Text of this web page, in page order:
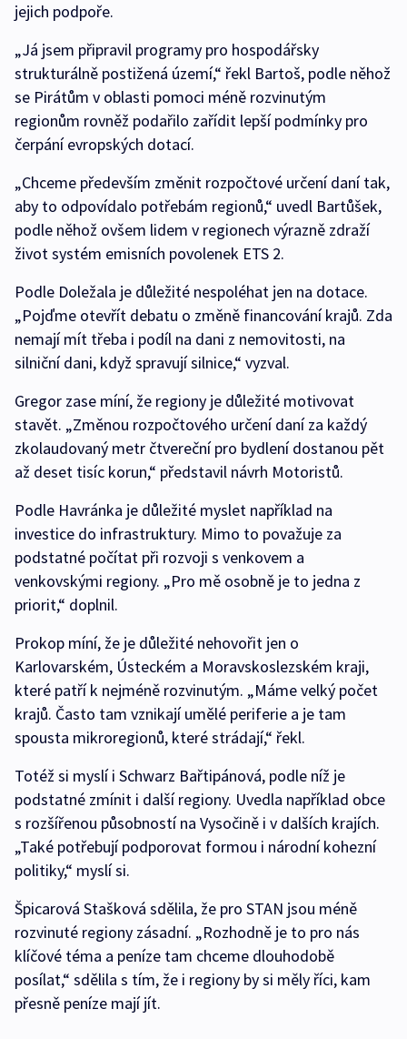
jejich podpoře.
„Já jsem připravil programy pro hospodářsky
strukturálně postižená území,“ řekl Bartoš, podle něhož
se Pirátům v oblasti pomoci méně rozvinutým
regionům rovněž podařilo zařídit lepší podmínky pro
čerpání evropských dotací.
„Chceme především změnit rozpočtové určení daní tak,
aby to odpovídalo potřebám regionů,“ uvedl Bartůšek,
podle něhož ovšem lidem v regionech výrazně zdraží
život systém emisních povolenek ETS 2.
Podle Doležala je důležité nespoléhat jen na dotace.
„Pojďme otevřít debatu o změně financování krajů. Zda
nemají mít třeba i podíl na dani z nemovitosti, na
silniční dani, když spravují silnice,“ vyzval.
Gregor zase míní, že regiony je důležité motivovat
stavět. „Změnou rozpočtového určení daní za každý
zkolaudovaný metr čtvereční pro bydlení dostanou pět
až deset tisíc korun,“ představil návrh Motoristů.
Podle Havránka je důležité myslet například na
investice do infrastruktury. Mimo to považuje za
podstatné počítat při rozvoji s venkovem a
venkovskými regiony. „Pro mě osobně je to jedna z
priorit,“ doplnil.
Prokop míní, že je důležité nehovořit jen o
Karlovarském, Ústeckém a Moravskoslezském kraji,
které patří k nejméně rozvinutým. „Máme velký počet
krajů. Často tam vznikají umělé periferie a je tam
spousta mikroregionů, které strádají,“ řekl.
Totéž si myslí i Schwarz Bařtipánová, podle níž je
podstatné zmínit i další regiony. Uvedla například obce
s rozšířenou působností na Vysočině i v dalších krajích.
„Také potřebují podporovat formou i národní kohezní
politiky,“ myslí si.
Špicarová Stašková sdělila, že pro STAN jsou méně
rozvinuté regiony zásadní. „Rozhodně je to pro nás
klíčové téma a peníze tam chceme dlouhodobě
posílat,“ sdělila s tím, že i regiony by si měly říci, kam
přesně peníze mají jít.